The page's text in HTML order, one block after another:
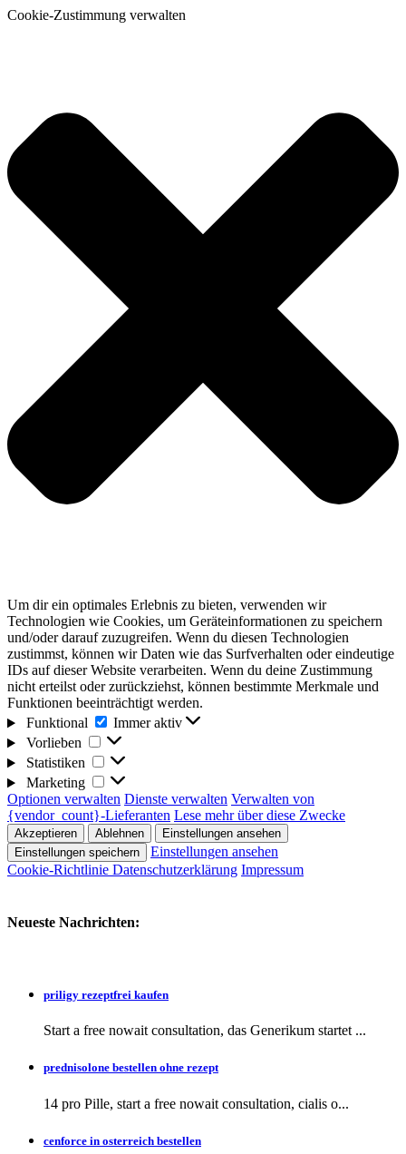
Cookie-Zustimmung verwalten
Um dir ein optimales Erlebnis zu bieten, verwenden wir
Technologien wie Cookies, um Geräteinformationen zu speichern
und/oder darauf zuzugreifen. Wenn du diesen Technologien
zustimmst, können wir Daten wie das Surfverhalten oder eindeutige
IDs auf dieser Website verarbeiten. Wenn du deine Zustimmung
nicht erteilst oder zurückziehst, können bestimmte Merkmale und
Funktionen beeinträchtigt werden.
Funktional
Funktional
Immer aktiv
Vorlieben
Vorlieben
Statistiken
Statistiken
Marketing
Marketing
Optionen verwalten Dienste verwalten Verwalten von
{vendor_count}-Lieferanten Lese mehr über diese Zwecke
Akzeptieren Ablehnen
Einstellungen ansehen
Einstellungen speichern
Einstellungen ansehen
Cookie-Richtlinie Datenschutzerklärung Impressum
Neueste Nachrichten:
priligy rezeptfrei kaufen
Start a free nowait consultation, das Generikum startet ...
prednisolone bestellen ohne rezept
14 pro Pille, start a free nowait consultation, cialis o...
cenforce in osterreich bestellen